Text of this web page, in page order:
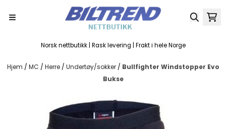
Norsk nettbutikk | Rask levering | Frakt i hele Norge
Hjem / MC / Herre / Undertøy/sokker / Bullfighter Windstopper Evo
Bukse